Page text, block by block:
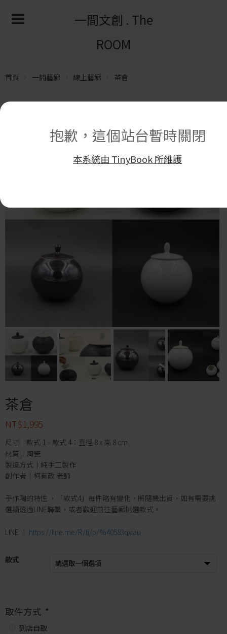
抱歉，這個站台暫時關閉
本系統由 TinyBook 所維護
一間文創 . The
ROOM
首頁 一間藝廊 線上藝廊 茶倉
茶倉
NT$1,995
尺寸｜款式 1 – 款式 4：直徑 8 x 高 8 cm
材質｜陶瓷
製造方式｜純手工製作
創作者｜柯有政 老師
手作陶的特性 ，「款式4」每件略有變化，將隨機出貨，如有需要挑
選請透過LINE聯繫，或者歡迎前往藝廊挑選款式。
LINE │ https://line.me/R/ti/p/%40583qxiau
款式
取件方式 *
到店自取